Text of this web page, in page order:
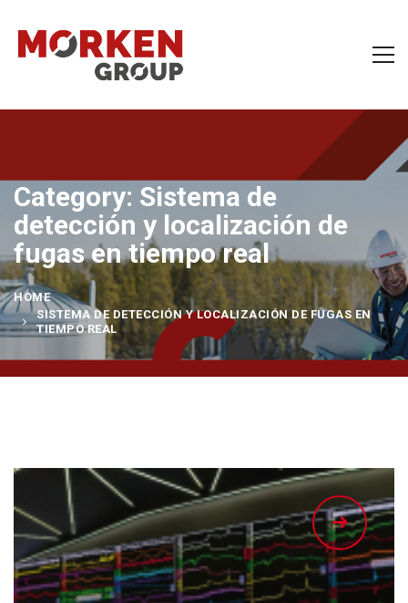
Category: Sistema de
detección y localización de
fugas en tiempo real
HOME
SISTEMA DE DETECCIÓN Y LOCALIZACIÓN DE FUGAS EN
TIEMPO REAL